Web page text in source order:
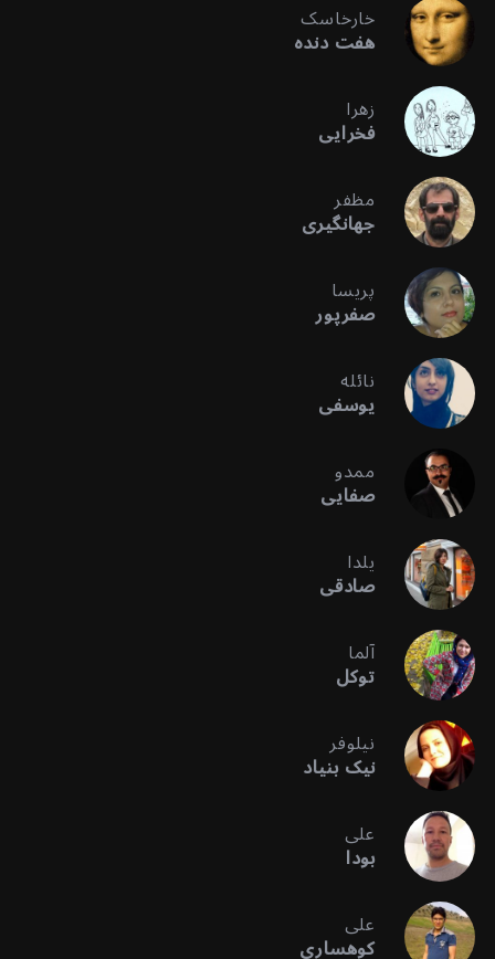
خارخاسک
هفت دنده
زهرا
فخرایی
مظفر
جهانگیری
پریسا
صفرپور
نائله
یوسفی
ممدو
صفایی
یلدا
صادقی
آلما
توکل
نیلوفر
نیک بنیاد
علی
بودا
علی
کوهساری